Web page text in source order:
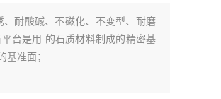
耐酸碱、不磁化、不变型、耐磨
台是用 的石质材料制成的精密基
准面；